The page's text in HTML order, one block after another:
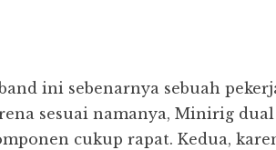
ini sebenarnya sebuah
sesuai namanya, Minirig
cukup rapat. Kedua,